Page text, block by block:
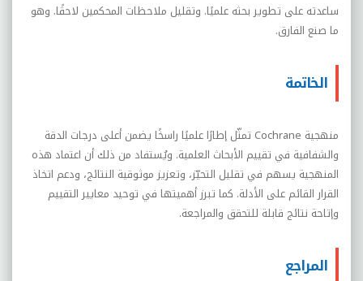
ساعدته على تطوير بحثه علميًا. وتقليل ملاحظات المحكمين لاحقًا. وهو
ما صنع الفارق.
الخاتمة
منهجية Cochrane تمثّل إطارًا علميًا راسخًا يضمن أعلى درجات الدقة
والشفافية في تقييم الأبحاث العلمية. ويُستفاد من ذلك أن اعتماد هذه
المنهجية يسهم في تقليل التحيّز، وتعزيز موثوقية النتائج، ودعم اتخاذ
القرار القائم على الأدلة. كما تبرز أهميتها في توحيد معايير التقييم
وإتاحة نتائج قابلة للتحقق والمراجعة.
المراجع